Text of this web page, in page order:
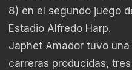
8) en el segundo juego
Estadio Alfredo Harp.
Japhet Amador tuvo
carreras producidas,